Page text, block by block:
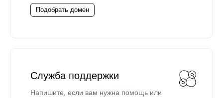
Подобрать домен
Служба поддержки
Напишите, если вам нужна помощь или